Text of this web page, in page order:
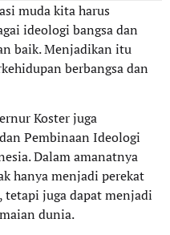
muda kita harus
ideologi bangsa dan
baik. Menjadikan itu
berbangsa dan
Koster juga
Pembinaan Ideologi
Dalam amanatnya
hanya menjadi perekat
tetapi juga dapat menjadi
dunia.